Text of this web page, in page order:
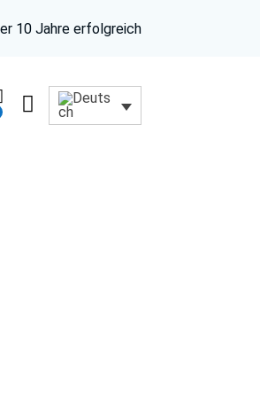
10 Jahre erfolgreich
